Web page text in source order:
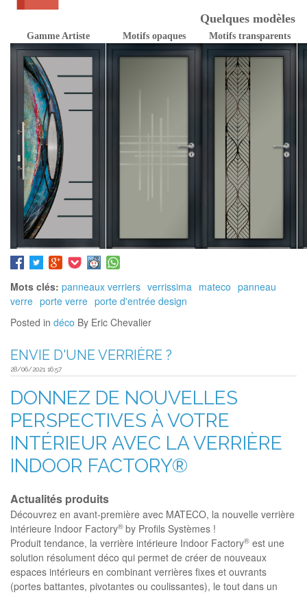
Quelques modèles
Gamme Artiste Motifs opaques Motifs transparents
Mots clés: panneaux verriers verrissima mateco panneau
verre porte verre porte d'entrée design
Posted in déco By Eric Chevalier
ENVIE D'UNE VERRIÈRE ?
28/06/2021 16:57
DONNEZ DE NOUVELLES
PERSPECTIVES À VOTRE
INTÉRIEUR AVEC LA VERRIÈRE
INDOOR FACTORY®
Actualités produits
Découvrez en avant-première avec MATECO, la nouvelle verrière
intérieure Indoor Factory® by Profils Systèmes !
Produit tendance, la verrière intérieure Indoor Factory® est une
solution résolument déco qui permet de créer de nouveaux
espaces intérieurs en combinant verrières fixes et ouvrants
(portes battantes, pivotantes ou coulissantes), le tout dans un